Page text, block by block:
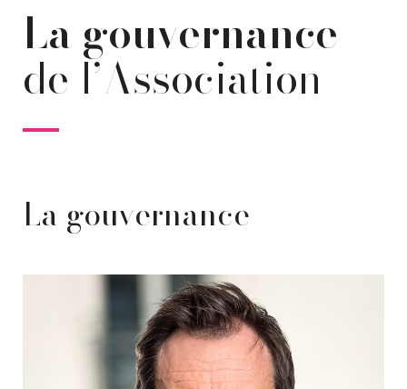
La gouvernance
de l’Association
La gouvernance